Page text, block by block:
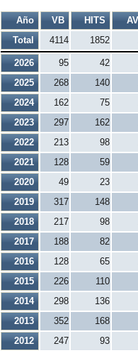
Año VB HITS
Total
4114 1852
2026 95 42
2025
268 140
2024
162 75
2023
297 162
2022
213 98
2021
128 59
2020
49 23
2019
317 148
2018
217 98
2017
188 82
2016
128 65
2015
226 110
2014
298 136
2013
352 168
2012
247 93